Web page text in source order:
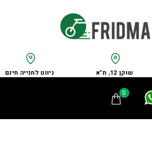
שוקן 12, ת"א ניווט לחנייה חינם
0